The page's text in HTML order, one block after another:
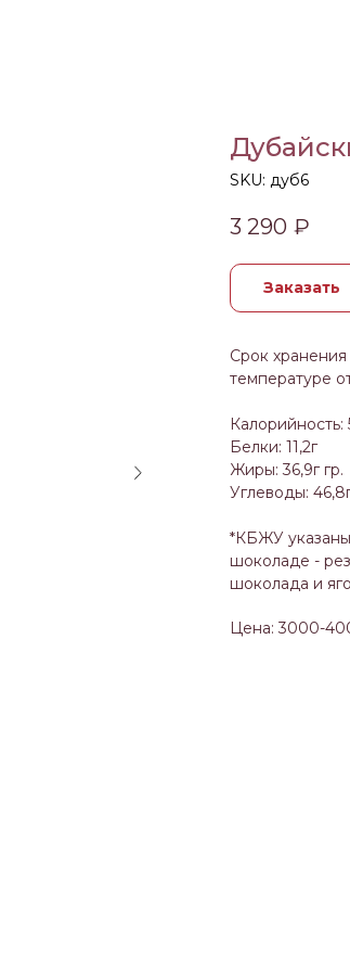
SKU: дуб6
3 290 ₽
Заказать
Срок
температуре
Калорийность:
Белки: 11,2г
Жиры: 36,9г гр.
Углеводы:
*КБЖУ
шоколаде -
шоколада и
Цена: 3000-